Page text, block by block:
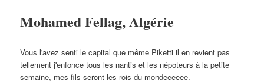
Mohamed Fellag, Algérie
Vous l'avez senti le capital que même Piketti il en revient pas
tellement j'enfonce tous les nantis et les népoteurs à la petite
semaine, mes fils seront les rois du mondeeeeee.